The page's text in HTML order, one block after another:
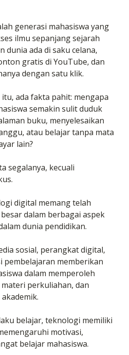
generasi mahasiswa yang
ilmu sepanjang sejarah
dunia ada di saku celana,
gratis di YouTube, dan
dengan satu klik.
ada fakta pahit: mengapa
semakin sulit duduk
buku, menyelesaikan
atau belajar tanpa mata
lain?
segalanya, kecuali
digital memang telah
dalam berbagai aspek
dunia pendidikan.
sosial, perangkat digital,
pembelajaran memberikan
dalam memperoleh
perkuliahan, dan
belajar, teknologi memiliki
motivasi,
belajar mahasiswa.